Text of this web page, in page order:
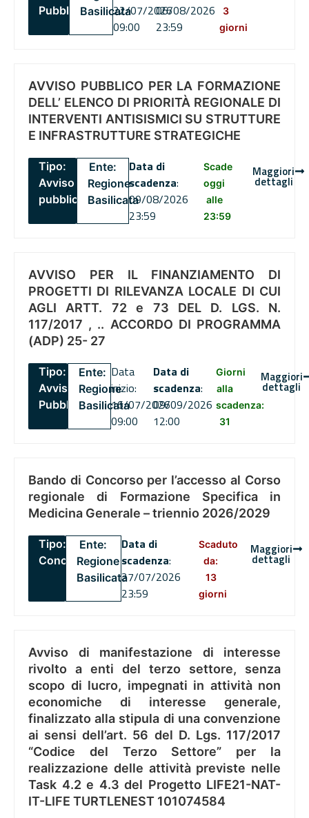
PubblicoBasilicata22/07/2026
09:00
06/08/2026
23:59
3
giorni
AVVISO PUBBLICO PER LA FORMAZIONE
DELL’ ELENCO DI PRIORITÀ REGIONALE DI
INTERVENTI ANTISISMICI SU STRUTTURE
E INFRASTRUTTURE STRATEGICHE
Tipo:
Avviso
pubblico
Ente:
Regione
Basilicata
Data di
scadenza:
09/08/2026
23:59
Scade
oggi
alle
23:59
Maggiori
dettagli
AVVISO PER IL FINANZIAMENTO DI
PROGETTI DI RILEVANZA LOCALE DI CUI
AGLI ARTT. 72 e 73 DEL D. LGS. N.
117/2017 , .. ACCORDO DI PROGRAMMA
(ADP) 25- 27
Tipo:
Avviso
Pubblico
Ente:
Regione
Basilicata
Data
inizio:
16/07/2026
09:00
Data di
scadenza:
09/09/2026
12:00
Giorni
alla
scadenza:
31
Maggiori
dettagli
Bando di Concorso per l’accesso al Corso
regionale di Formazione Specifica in
Medicina Generale – triennio 2026/2029
Tipo:
Concorsi
Ente:
Regione
Basilicata
Data di
scadenza:
27/07/2026
23:59
Scaduto
da:
13
giorni
Maggiori
dettagli
Avviso di manifestazione di interesse
rivolto a enti del terzo settore, senza
scopo di lucro, impegnati in attività non
economiche di interesse generale,
finalizzato alla stipula di una convenzione
ai sensi dell’art. 56 del D. Lgs. 117/2017
“Codice del Terzo Settore” per la
realizzazione delle attività previste nelle
Task 4.2 e 4.3 del Progetto LIFE21-NAT-
IT-LIFE TURTLENEST 101074584